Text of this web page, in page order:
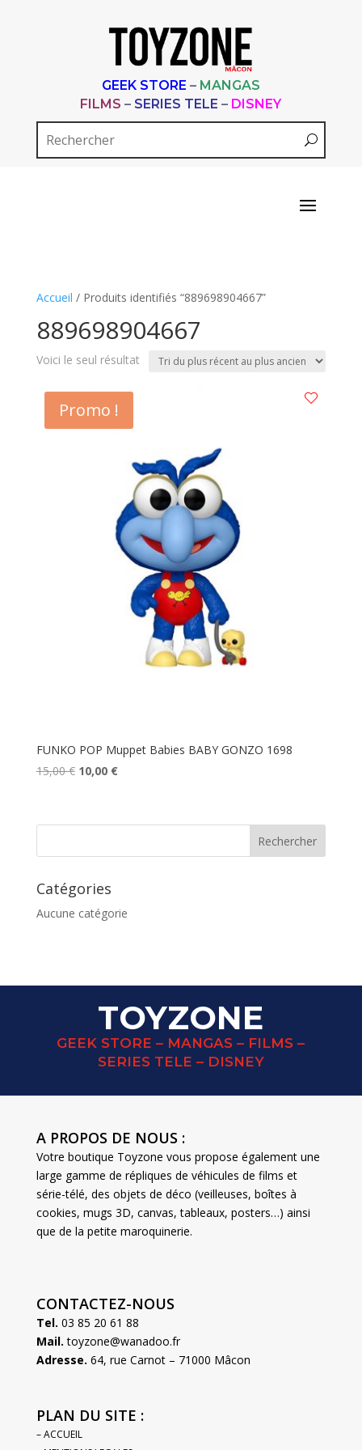
GEEK STORE – MANGAS
FILMS – SERIES TELE – DISNEY
Accueil / Produits identifiés “889698904667”
889698904667
Voici le seul résultat
Promo !
FUNKO POP Muppet Babies BABY GONZO 1698
15,00€ Le
était :
10,00 €Le
est :
Catégories
Aucune catégorie
TOYZONE
GEEK STORE – MANGAS – FILMS –
SERIES TELE – DISNEY
A PROPOS DE NOUS :
Votre boutique Toyzone vous propose également une
large gamme de répliques de véhicules de films et
série-télé, des objets de déco (veilleuses, boîtes à
cookies, mugs 3D, canvas, tableaux, posters…) ainsi
que de la petite maroquinerie.
CONTACTEZ-NOUS
Tel. 03 85 20 61 88
Mail. toyzone@wanadoo.fr
Adresse. 64, rue Carnot – 71000 Mâcon
PLAN DU SITE :
– ACCUEIL